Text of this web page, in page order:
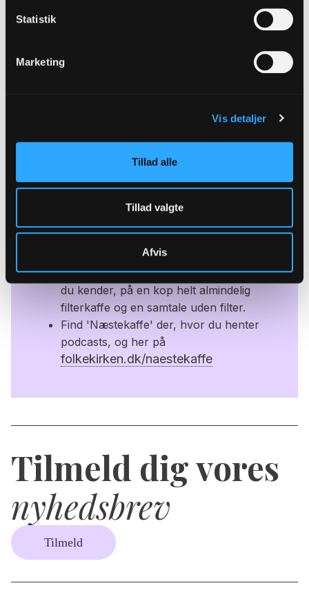
Statistik
Marketing
Vis detaljer
Tillad alle
Tillad valgte
Afvis
For hans samtalepartner, sognepræst Adam Garff,
er det afgørende, at samtalen om mænd ikke kun
men også om, hvad en sund maskulinitet kan
Lyt til episoden i afspilleren herunder eller der,
Næstekaffe:
Næstekaffe er en podcastserie om alt
det, vi deler i livet: Håb, kærlighed, angst,
lykke. Lyt med, når præsten byder en,
du kender, på en kop helt almindelig
filterkaffe og en samtale uden filter.
Find 'Næstekaffe' der, hvor du henter
podcasts, og her på
folkekirken.dk/naestekaffe
Tilmeld dig vores
nyhedsbrev
Tilmeld